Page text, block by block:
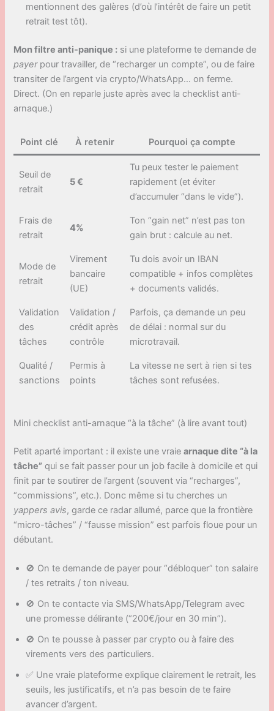
mentionnent des galères (d’où l’intérêt de faire un petit
retrait test tôt).
Mon filtre anti-panique : si une plateforme te demande de
payerpour travailler, de “recharger un compte”, ou de faire
transiter de l’argent via crypto/WhatsApp… on ferme.
Direct. (On en reparle juste après avec la checklist anti-
arnaque.)
Point clé À retenir Pourquoi ça compte
Seuil de
retrait
5 €
Tu peux tester le paiement
rapidement (et éviter
d’accumuler “dans le vide”).
Frais de
retrait
4%
Ton “gain net” n’est pas ton
gain brut : calcule au net.
Mode de
retrait
Virement
bancaire
(UE)
Tu dois avoir un IBAN
compatible + infos complètes
+ documents validés.
Validation
des
tâches
Validation /
crédit après
contrôle
Parfois, ça demande un peu
de délai : normal sur du
microtravail.
Qualité /
sanctions
Permis à
points
La vitesse ne sert à rien si tes
tâches sont refusées.
Mini checklist anti-arnaque “à la tâche” (à lire avant tout)
Petit aparté important : il existe une vraiearnaque dite “à la
tâche” qui se fait passer pour un job facile à domicile et qui
finit par te soutirer de l’argent (souvent via “recharges”,
“commissions”, etc.). Donc même si tu cherches un
yappers avis, garde ce radar allumé, parce que la frontière
“micro-tâches” / “fausse mission” est parfois floue pour un
débutant.
🚫 On te demande de payer pour “débloquer” ton salaire
/ tes retraits / ton niveau.
🚫 On te contacte via SMS/WhatsApp/Telegram avec
une promesse délirante (“200€/jour en 30 min”).
🚫 On te pousse à passer par crypto ou à faire des
virements vers des particuliers.
✅ Une vraie plateforme explique clairement le retrait, les
seuils, les justificatifs, et n’a pas besoin de te faire
avancer d’argent.